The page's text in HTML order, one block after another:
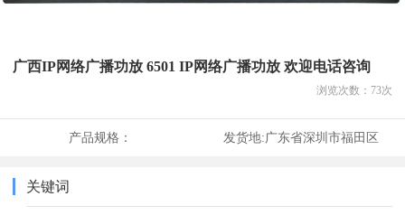
广西IP网络广播功放 6501 IP网络广播功放 欢迎电话咨询
浏览次数： 73次
产品规格： 发货地:广东省深圳市福田区
关键词